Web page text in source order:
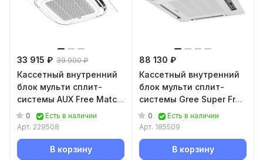
33 915 ₽ 39 900 ₽
Кассетный внутренний
блок мульти сплит-
системы AUX Free Match
R32 AMCA-H18/4R2
0
Есть в наличии
Арт. 229508
В корзину
88 130 ₽
Кассетный внутренний
блок мульти сплит-
системы Gree Super Free
Match IV GKH(18)BB-
K3DNA3A/I
0
Есть в наличии
Арт. 185509
В корзину